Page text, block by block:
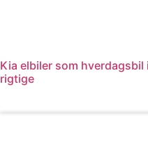
Kia elbiler som
rigtige